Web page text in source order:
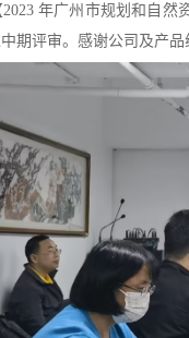
年广州市规划和自
期评审。感谢公司及产